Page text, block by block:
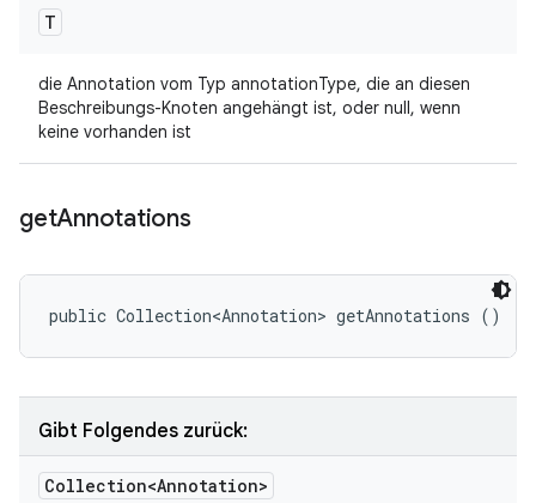
T
die Annotation vom Typ annotationType, die an diesen
Beschreibungs-Knoten angehängt ist, oder null, wenn
keine vorhanden ist
getAnnotations
public Collection<Annotation> getAnnotations ()
Gibt Folgendes zurück:
Collection<Annotation>